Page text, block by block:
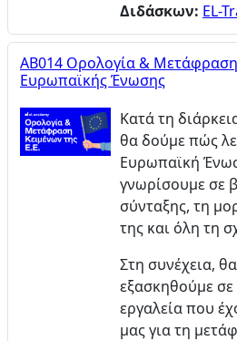
Διδάσκων: EL-
AB014 Ορολογία &
Ευρωπαϊκής Ένωσης
Κατά τη
θα δούμε πώς
Ευρωπαϊκή
γνωρίσουμε σε
σύνταξης, τη
της και όλη τη
Στη συνέχεια,
εξασκηθούμε
εργαλεία που
μας για τη